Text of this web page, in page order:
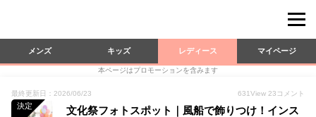
メンズ キッズ レディース マイページ
本ページはプロモーションを含みます
最終更新日：2026/06/23 631View 23 コメント
決定
文化祭フォトスポット｜風船で飾りつけ！インス